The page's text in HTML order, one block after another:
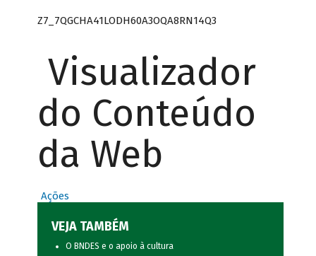
Z7_7QGCHA41LODH60A3OQA8RN14Q3
Visualizador
do Conteúdo
da Web
Ações
VEJA TAMBÉM
O BNDES e o apoio à cultura